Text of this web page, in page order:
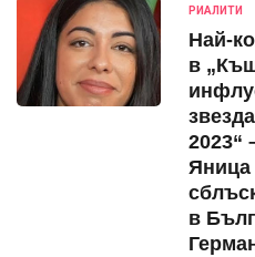
РИАЛИТИ
Най-
в
2023“
Яница
в